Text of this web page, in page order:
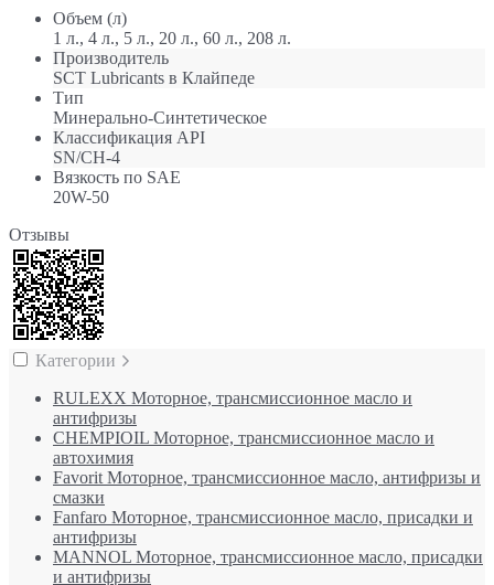
Объем (л)
1 л., 4 л., 5 л., 20 л., 60 л., 208 л.
Производитель
SCT Lubricants в Клайпеде
Тип
Минерально-Синтетическое
Классификация API
SN/CH-4
Вязкость по SAE
20W-50
Отзывы
Категории
RULEXX Моторное, трансмиссионное масло и
антифризы
CHEMPIOIL Моторное, трансмиссионное масло и
автохимия
Favorit Моторное, трансмиссионное масло, антифризы и
смазки
Fanfaro Моторное, трансмиссионное масло, присадки и
антифризы
MANNOL Моторное, трансмиссионное масло, присадки
и антифризы